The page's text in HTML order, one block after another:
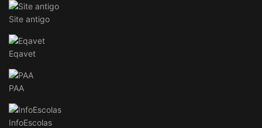
Site antigo
Eqavet
PAA
InfoEscolas